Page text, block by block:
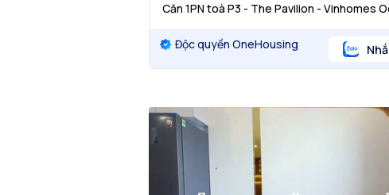
Căn 1PN toà P3 - The Pavilion - Vinhomes
Độc quyền OneHousing